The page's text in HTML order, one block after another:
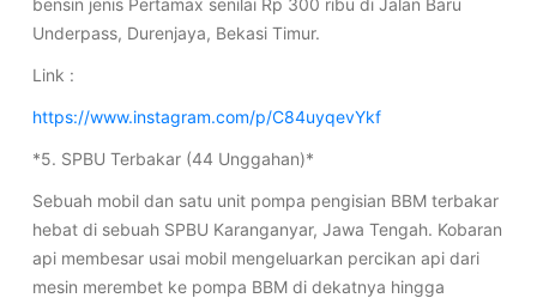
Underpass, Durenjaya, Bekasi Timur.
Link :
https://www.instagram.com/p/C84uyqevYkf
*5. SPBU Terbakar (44 Unggahan)*
Sebuah mobil dan satu unit pompa pengisian BBM terbakar
hebat di sebuah SPBU Karanganyar, Jawa Tengah. Kobaran
api membesar usai mobil mengeluarkan percikan api dari
mesin merembet ke pompa BBM di dekatnya hingga